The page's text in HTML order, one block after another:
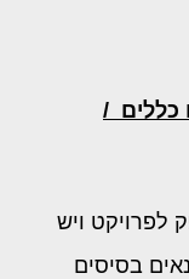
כללים /
לפרויקט ויש
בסיסים